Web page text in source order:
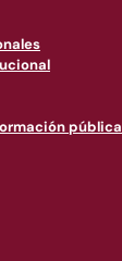
pública